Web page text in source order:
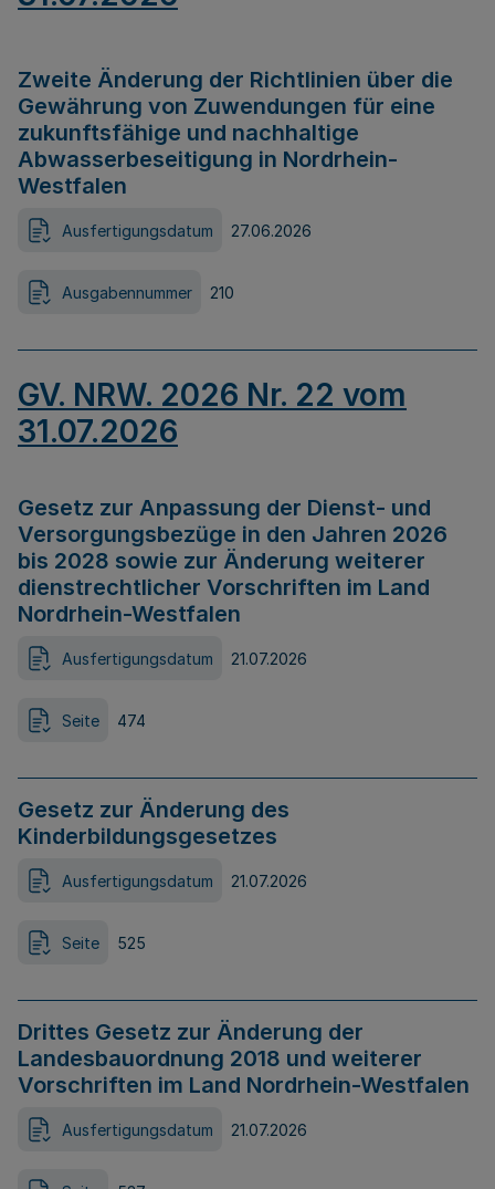
Zweite Änderung der Richtlinien über die
Gewährung von Zuwendungen für eine
zukunftsfähige und nachhaltige
Abwasserbeseitigung in Nordrhein-
Westfalen
Ausfertigungsdatum 27.06.2026
Ausgabennummer 210
GV. NRW. 2026 Nr. 22 vom
31.07.2026
Gesetz zur Anpassung der Dienst- und
Versorgungsbezüge in den Jahren 2026
bis 2028 sowie zur Änderung weiterer
dienstrechtlicher Vorschriften im Land
Nordrhein-Westfalen
Ausfertigungsdatum 21.07.2026
Seite 474
Gesetz zur Änderung des
Kinderbildungsgesetzes
Ausfertigungsdatum 21.07.2026
Seite 525
Drittes Gesetz zur Änderung der
Landesbauordnung 2018 und weiterer
Vorschriften im Land Nordrhein-Westfalen
Ausfertigungsdatum 21.07.2026